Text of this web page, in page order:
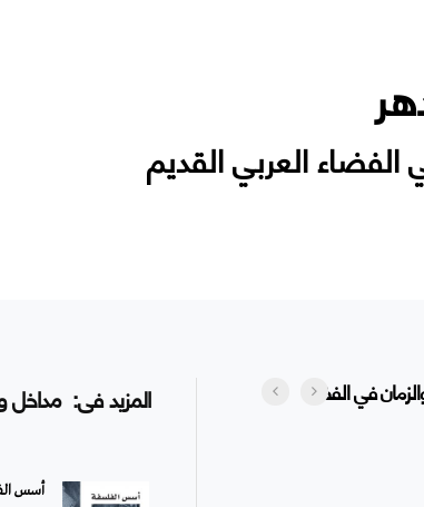
العربي القديم
في الفضاء المزيد فى:
أسس